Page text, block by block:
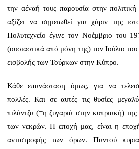
την αέναή τους παρουσία στην
αξίζει να σημειωθεί για χάριν της
Πολυτεχνείο έγινε τον Νοέμβριο του
(ουσιαστικά από μόνη της) τον Ιούλιο
εισβολής των Τούρκων στην Κύπρο.
Κάθε επανάσταση όμως, για να
πολλές. Και σε αυτές τις θυσίες
πιλάντζα (=η ζυγαριά στην κυπριακή) της
των νεκρών. Η εποχή μας, είναι η
αντιστροφής των όρων. Παντού